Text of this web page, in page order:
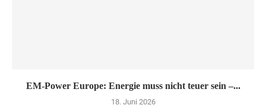
EM-Power Europe: Energie muss nicht teuer sein –...
18. Juni 2026